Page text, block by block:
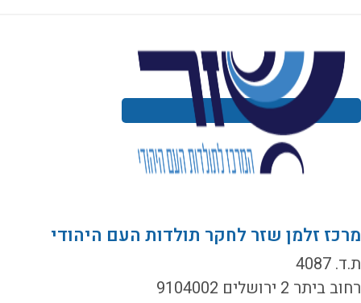
זלמן שזר לחקר תולדות העם היהודי
4087
ביתר 2 ירושלים 9104002